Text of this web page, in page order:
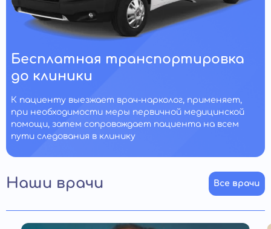
Бесплатная транспортировка
до клиники
К пациенту выезжает врач-нарколог, применяет,
при необходимости меры первичной медицинской
помощи, затем сопровождает пациента на всем
пути следования в клинику
Наши врачи Все врачи